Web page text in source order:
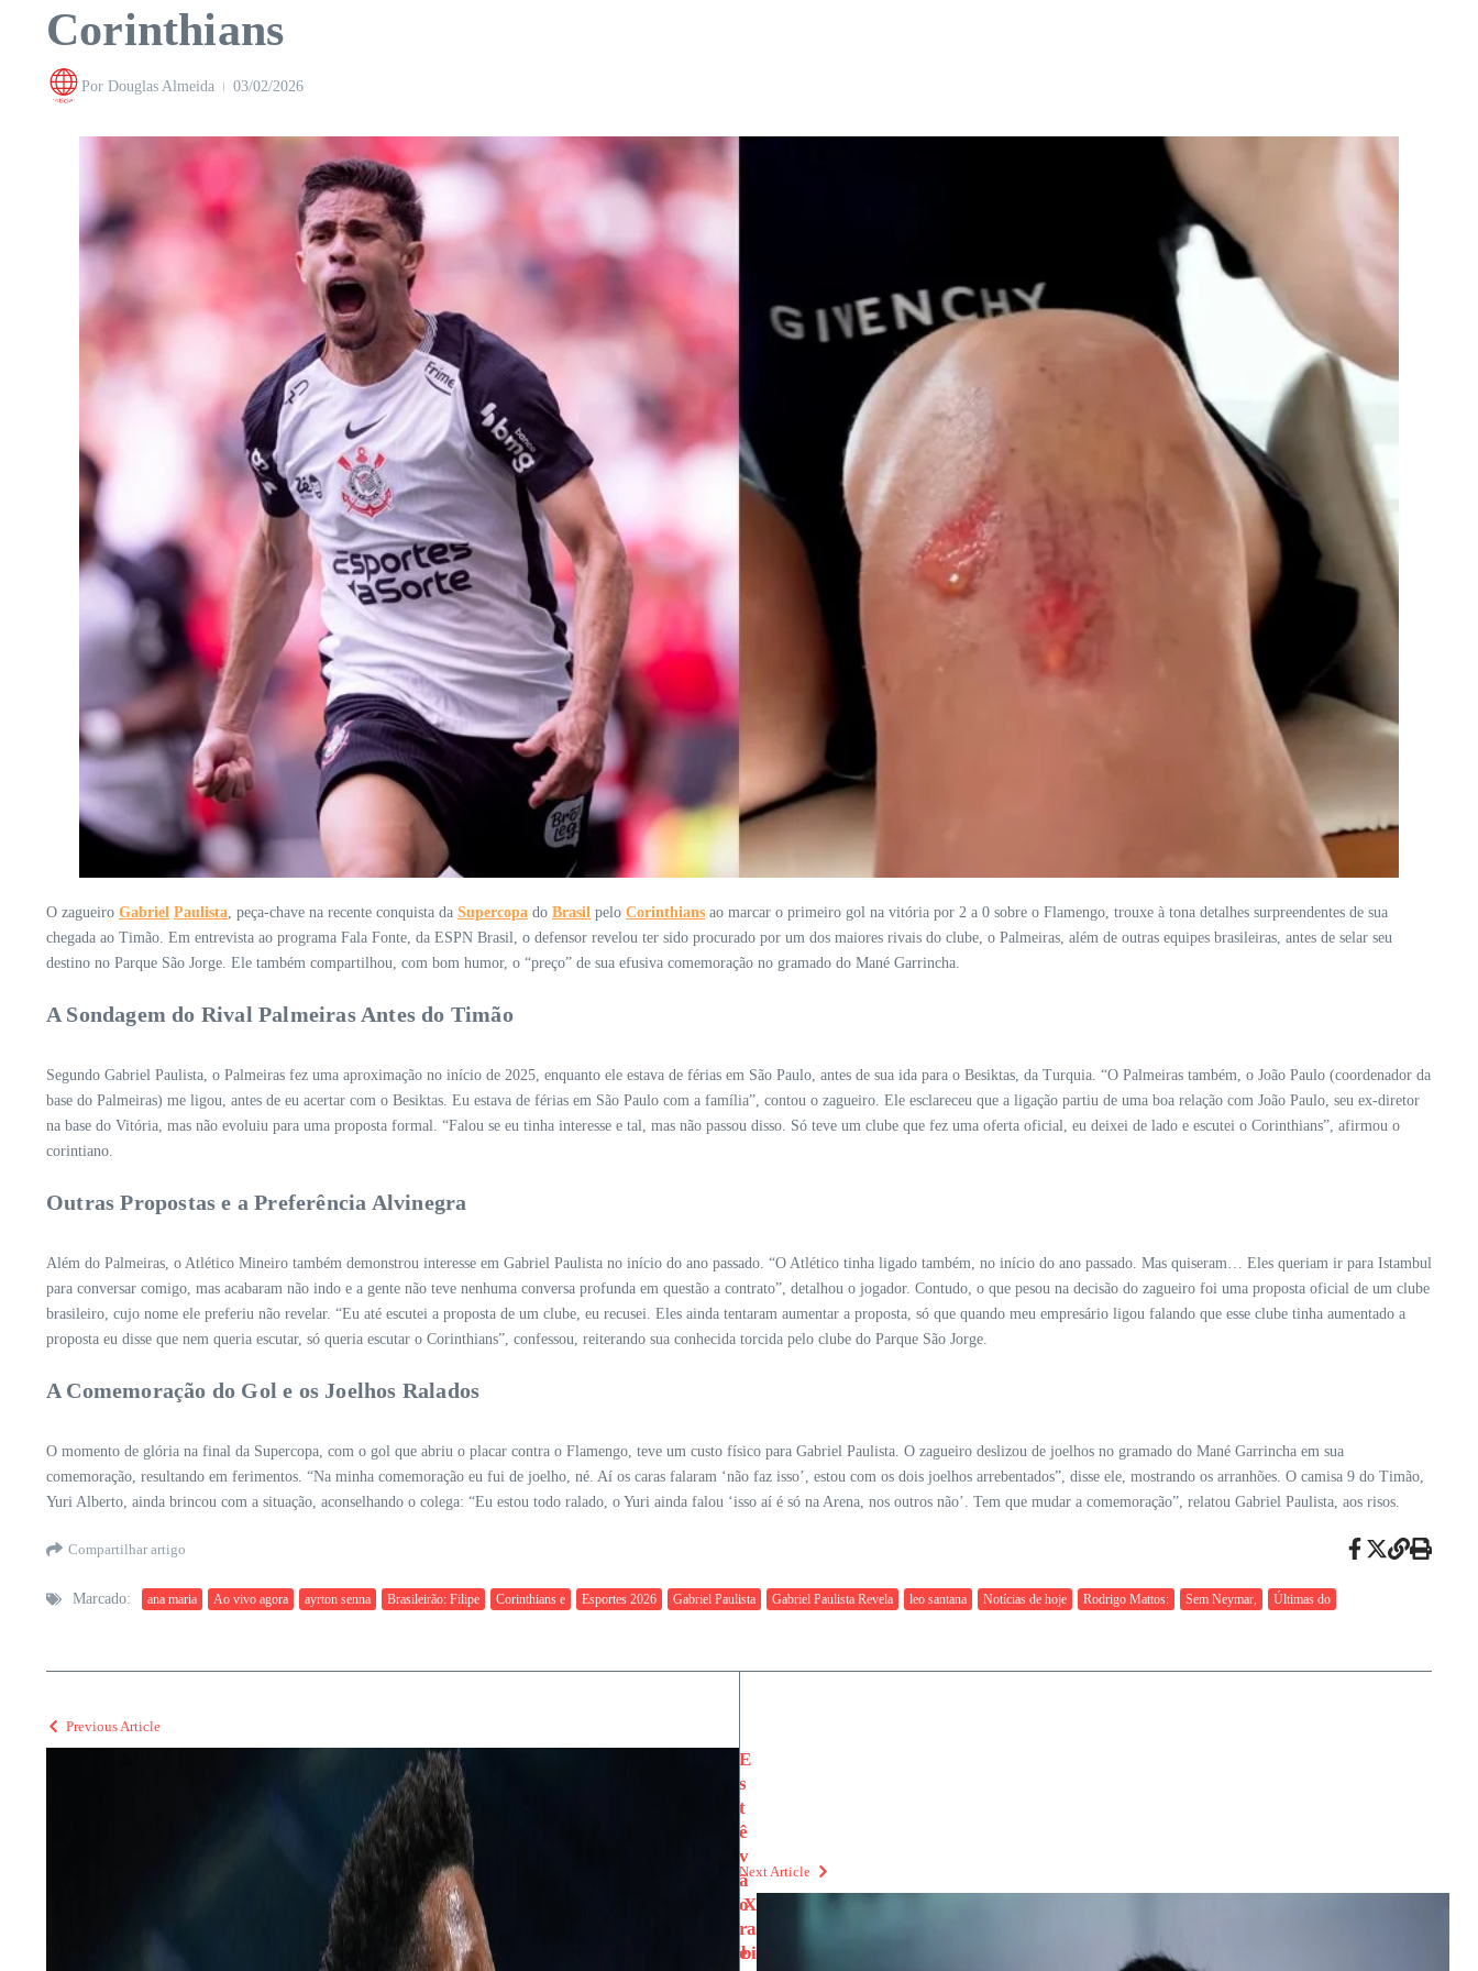
Corinthians
Por Douglas Almeida 03/02/2026
O zagueiro Gabriel Paulista, peça-chave na recente conquista da Supercopa do Brasil pelo Corinthians ao marcar o primeiro gol na vitória por 2 a 0 sobre o Flamengo, trouxe à tona detalhes surpreendentes de sua
chegada ao Timão. Em entrevista ao programa Fala Fonte, da ESPN Brasil, o defensor revelou ter sido procurado por um dos maiores rivais do clube, o Palmeiras, além de outras equipes brasileiras, antes de selar seu
destino no Parque São Jorge. Ele também compartilhou, com bom humor, o “preço” de sua efusiva comemoração no gramado do Mané Garrincha.
A Sondagem do Rival Palmeiras Antes do Timão
Segundo Gabriel Paulista, o Palmeiras fez uma aproximação no início de 2025, enquanto ele estava de férias em São Paulo, antes de sua ida para o Besiktas, da Turquia. “O Palmeiras também, o João Paulo (coordenador da
base do Palmeiras) me ligou, antes de eu acertar com o Besiktas. Eu estava de férias em São Paulo com a família”, contou o zagueiro. Ele esclareceu que a ligação partiu de uma boa relação com João Paulo, seu ex-diretor
na base do Vitória, mas não evoluiu para uma proposta formal. “Falou se eu tinha interesse e tal, mas não passou disso. Só teve um clube que fez uma oferta oficial, eu deixei de lado e escutei o Corinthians”, afirmou o
corintiano.
Outras Propostas e a Preferência Alvinegra
Além do Palmeiras, o Atlético Mineiro também demonstrou interesse em Gabriel Paulista no início do ano passado. “O Atlético tinha ligado também, no início do ano passado. Mas quiseram… Eles queriam ir para Istambul
para conversar comigo, mas acabaram não indo e a gente não teve nenhuma conversa profunda em questão a contrato”, detalhou o jogador. Contudo, o que pesou na decisão do zagueiro foi uma proposta oficial de um clube
brasileiro, cujo nome ele preferiu não revelar. “Eu até escutei a proposta de um clube, eu recusei. Eles ainda tentaram aumentar a proposta, só que quando meu empresário ligou falando que esse clube tinha aumentado a
proposta eu disse que nem queria escutar, só queria escutar o Corinthians”, confessou, reiterando sua conhecida torcida pelo clube do Parque São Jorge.
A Comemoração do Gol e os Joelhos Ralados
O momento de glória na final da Supercopa, com o gol que abriu o placar contra o Flamengo, teve um custo físico para Gabriel Paulista. O zagueiro deslizou de joelhos no gramado do Mané Garrincha em sua
comemoração, resultando em ferimentos. “Na minha comemoração eu fui de joelho, né. Aí os caras falaram ‘não faz isso’, estou com os dois joelhos arrebentados”, disse ele, mostrando os arranhões. O camisa 9 do Timão,
Yuri Alberto, ainda brincou com a situação, aconselhando o colega: “Eu estou todo ralado, o Yuri ainda falou ‘isso aí é só na Arena, nos outros não’. Tem que mudar a comemoração”, relatou Gabriel Paulista, aos risos.
Compartilhar artigo
Marcado: ana maria Ao vivo agora ayrton senna Brasileirão: Filipe Corinthians e Esportes 2026 Gabriel Paulista Gabriel Paulista Revela leo santana Notícias de hoje Rodrigo Mattos: Sem Neymar, Últimas do
Previous Article
E
s
t
ê
v
ã
o
r
e
Next Article
X
a
bi